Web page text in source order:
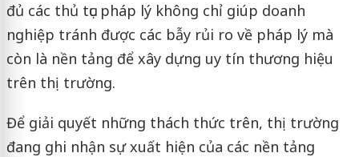
đủ các thủ tục pháp lý không chỉ giúp doanh
nghiệp tránh được các bẫy rủi ro về pháp lý mà
còn là nền tảng để xây dựng uy tín thương hiệu
trên thị trường.
Để giải quyết những thách thức trên, thị trường
đang ghi nhận sự xuất hiện của các nền tảng